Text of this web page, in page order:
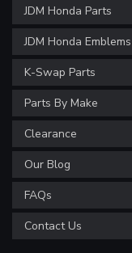
JDM Honda Parts
JDM Honda Emblems
K-Swap Parts
Parts By Make
Clearance
Our Blog
FAQs
Contact Us